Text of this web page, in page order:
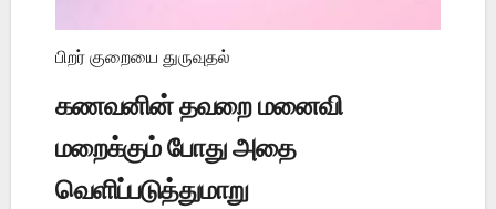
பிறர் குறையை துருவுதல்
கணவனின் தவறை மனைவி
மறைக்கும் போது அதை
வெளிப்படுத்துமாறு